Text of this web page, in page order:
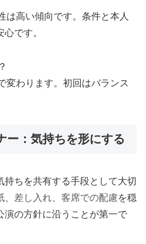
は高い傾向です。条件と本人
です。
変わります。初回はバランス
ー：気持ちを形にする
持ちを共有する手段として大切
差し入れ 客席での配慮を穏
演の方針に沿うことが第一で